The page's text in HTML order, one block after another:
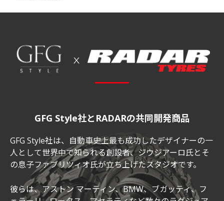
GFG Style社とRADARの共同開発商品
GFG Style社は、自動車史上最も成功したデザイナーの一
人として世界中で知られる創設者、ジウジアーロ氏とそ
の息子ファブリツィオ氏が立ち上げたスタジオです。
彼らは、アストン マーティン、BMW、ブガッティ、フ